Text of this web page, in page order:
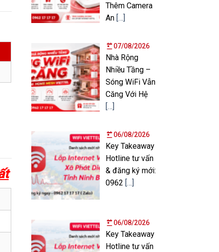
Thêm Camera
An […]
07/08/2026
Nhà Rộng
Nhiều Tầng –
Sóng WiFi Vẫn
Căng Với Hệ
[…]
06/08/2026
Key Takeaway
Hotline tư vấn
& đăng ký mới:
0962 […]
06/08/2026
Key Takeaway
Hotline tư vấn